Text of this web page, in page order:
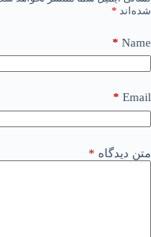
شده‌اند *
Name
*
Email
*
متن دیدگاه *